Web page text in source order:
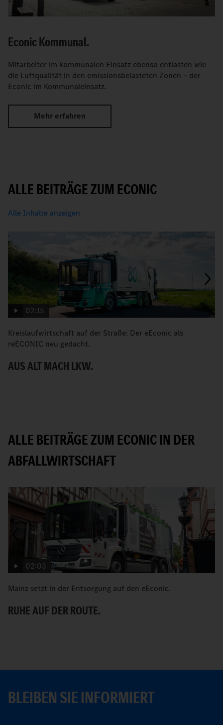
Econic Kommunal.
Mitarbeiter im kommunalen Einsatz ebenso entlasten wie
die Luftqualität in den emissionsbelasteten Zonen – der
Econic im Kommunaleinsatz.
Mehr erfahren
ALLE BEITRÄGE ZUM ECONIC
Alle Inhalte anzeigen
02:15
Kreislaufwirtschaft auf der Straße: Der eEconic als
reECONIC neu gedacht.
AUS ALT MACH LKW.
ALLE BEITRÄGE ZUM ECONIC IN DER
ABFALLWIRTSCHAFT
02:03
Mainz setzt in der Entsorgung auf den eEconic.
RUHE AUF DER ROUTE.
BLEIBEN SIE INFORMIERT